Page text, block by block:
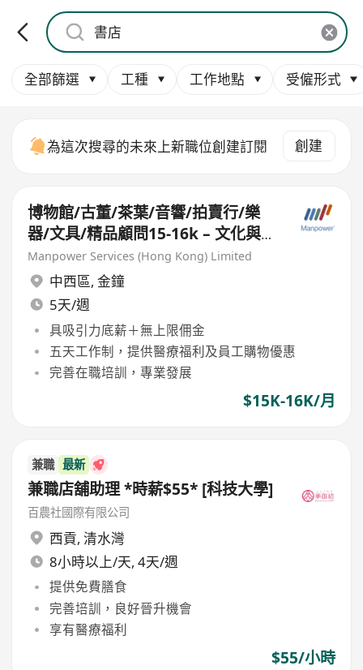
全部篩選 工種 工作地點 受僱形式
為這次搜尋的未來上新職位創建訂閱 創建
博物館/古董/茶葉/音響/拍賣行/樂
器/文具/精品顧問15-16k – 文化與生
活品味零售人才優先（五天工作）
Manpower Services (Hong Kong) Limited
中西區, 金鐘
5天/週
具吸引力底薪＋無上限佣金
五天工作制，提供醫療福利及員工購物優惠
完善在職培訓，專業發展
$15K-16K/月
兼職 最新
兼職店舖助理 *時薪$55* [科技大學]
百農社國際有限公司
西貢, 清水灣
8小時以上/天, 4天/週
提供免費膳食
完善培訓，良好晉升機會
享有醫療福利
$55/小時